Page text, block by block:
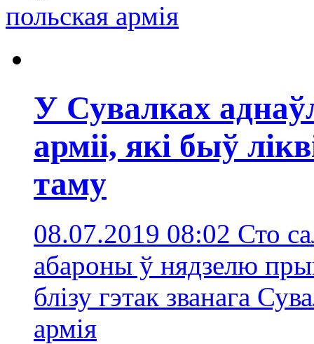
польская армія
У Сувалках
арміі, які быў
таму
08.07.2019 08:02 Сто
абароны ў нядзелю
блізу гэтак званага
армія